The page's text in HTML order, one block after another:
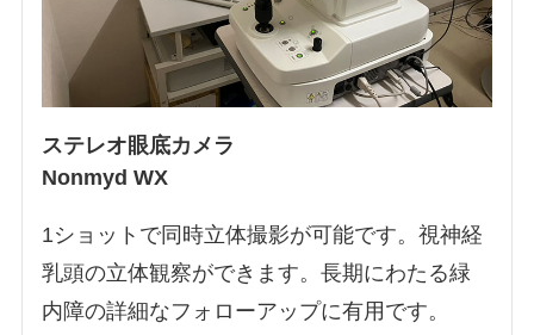
ステレオ眼底カメラ
Nonmyd WX
1ショットで同時立体撮影が可能です。視神経
乳頭の立体観察ができます。長期にわたる緑
内障の詳細なフォローアップに有用です。